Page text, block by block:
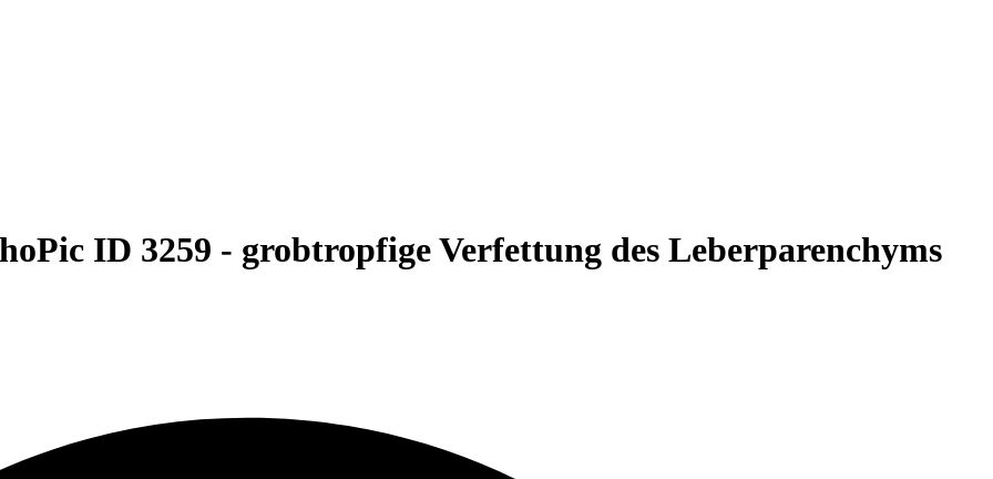
ID 3259 - grobtropfige Verfettung des Leberparenchyms